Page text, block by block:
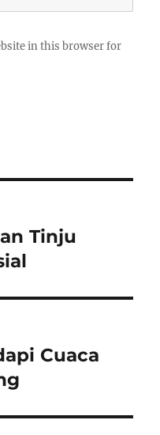
in this browser for
Tinju
Cuaca